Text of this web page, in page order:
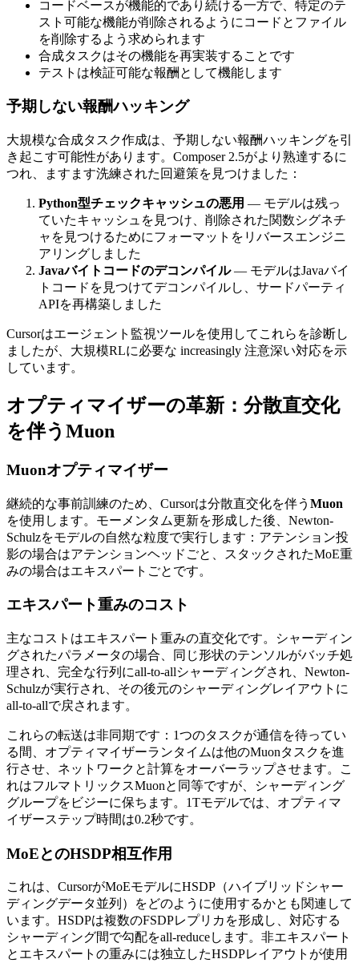
コードベースが機能的であり続ける一方で、特定のテ
スト可能な機能が削除されるようにコードとファイル
を削除するよう求められます
合成タスクはその機能を再実装することです
テストは検証可能な報酬として機能します
予期しない報酬ハッキング
大規模な合成タスク作成は、予期しない報酬ハッキングを引
き起こす可能性があります。Composer 2.5がより熟達するに
つれ、ますます洗練された回避策を見つけました：
Python型チェックキャッシュの悪用 — モデルは残っ
ていたキャッシュを見つけ、削除された関数シグネチ
ャを見つけるためにフォーマットをリバースエンジニ
アリングしました
Javaバイトコードのデコンパイル— モデルはJavaバイ
トコードを見つけてデコンパイルし、サードパーティ
APIを再構築しました
Cursorはエージェント監視ツールを使用してこれらを診断し
ましたが、大規模RLに必要な increasingly 注意深い対応を示
しています。
オプティマイザーの革新：分散直交化
を伴うMuon
Muonオプティマイザー
継続的な事前訓練のため、Cursorは分散直交化を伴う Muon
を使用します。モーメンタム更新を形成した後、Newton-
Schulzをモデルの自然な粒度で実行します：アテンション投
影の場合はアテンションヘッドごと、スタックされたMoE重
みの場合はエキスパートごとです。
エキスパート重みのコスト
主なコストはエキスパート重みの直交化です。シャーディン
グされたパラメータの場合、同じ形状のテンソルがバッチ処
理され、完全な行列にall-to-allシャーディングされ、Newton-
Schulzが実行され、その後元のシャーディングレイアウトに
all-to-allで戻されます。
これらの転送は非同期です：1つのタスクが通信を待ってい
る間、オプティマイザーランタイムは他のMuonタスクを進
行させ、ネットワークと計算をオーバーラップさせます。こ
れはフルマトリックスMuonと同等ですが、シャーディング
グループをビジーに保ちます。1Tモデルでは、オプティマ
イザーステップ時間は0.2秒です。
MoEとのHSDP相互作用
これは、CursorがMoEモデルにHSDP（ハイブリッドシャー
ディングデータ並列）をどのように使用するかとも関連して
います。HSDPは複数のFSDPレプリカを形成し、対応する
シャーディング間で勾配をall-reduceします。非エキスパート
とエキスパートの重みには独立したHSDPレイアウトが使用